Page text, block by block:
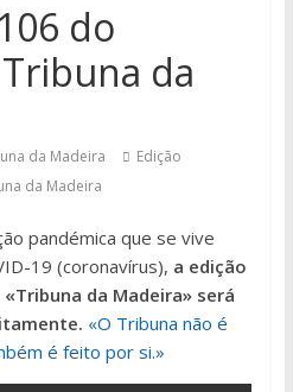
do
da
da Madeira
Edição
da Madeira
pandémica que se vive
19 (coronavírus), a edição
da Madeira» será
«O Tribuna não é
é feito por si.»